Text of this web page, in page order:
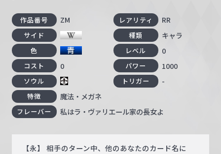
作品番号 ZM レアリティ RR
サイド 種類 キャラ
色 レベル 0
コスト 0 パワー 1000
ソウル トリガー -
特徴 魔法・メガネ
フレーバー 私はラ・ヴァリエール家の長女よ
【永】 相手のターン中、他のあなたのカード名に